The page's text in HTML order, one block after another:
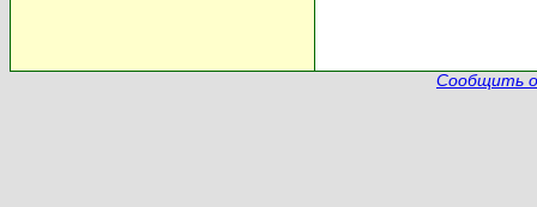
Сообщить о